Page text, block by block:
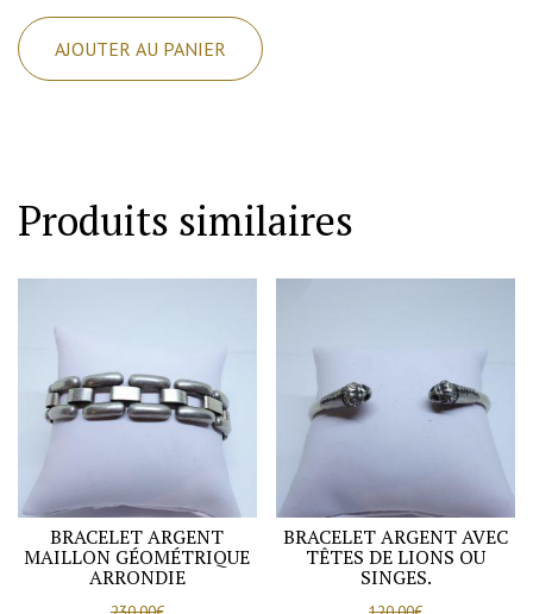
de
Pendentif
avec
AJOUTER AU PANIER
Produits similaires
BRACELET ARGENT
MAILLON GÉOMÉTRIQUE
ARRONDIE
BRACELET ARGENT AVEC
TÊTES DE LIONS OU
SINGES.